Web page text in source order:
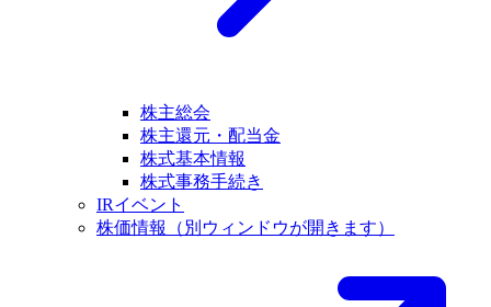
株主総会
株主還元・配当金
株式基本情報
株式事務手続き
IRイベント
株価情報
（別ウィンドウが開きます）